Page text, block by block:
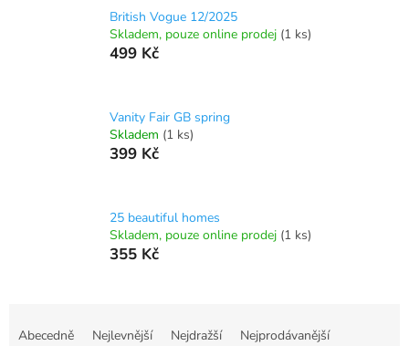
British Vogue 12/2025
Skladem, pouze online prodej (1 ks)
499 Kč
Vanity Fair GB spring
Skladem (1 ks)
399 Kč
25 beautiful homes
Skladem, pouze online prodej (1 ks)
355 Kč
Abecedně Nejlevnější Nejdražší Nejprodávanější